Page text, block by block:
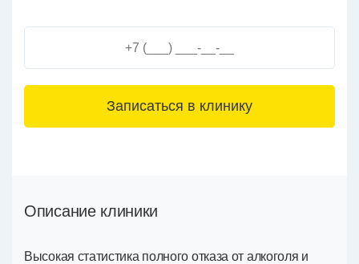
3+6=
Описание клиники
Высокая статистика полного отказа от алкоголя и